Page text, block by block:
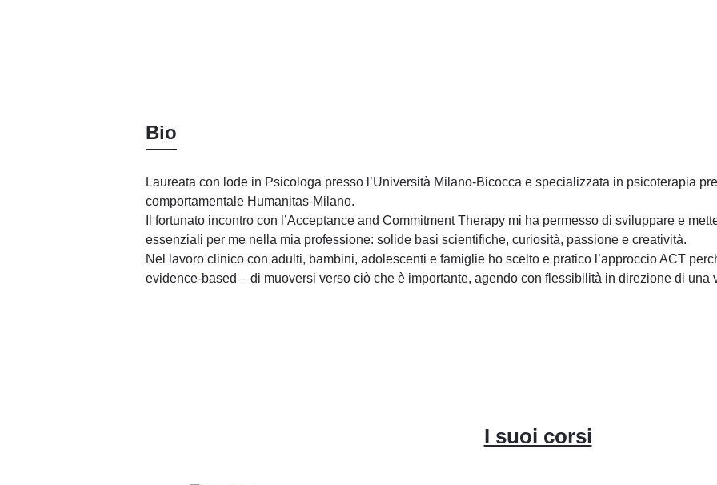
Bio
Laureata con lode in Psicologa presso l’Università Milano-Bicocca e specializzata in psicoterapia
comportamentale Humanitas-Milano.
Il fortunato incontro con l’Acceptance and Commitment Therapy mi ha permesso di sviluppare e
essenziali per me nella mia professione: solide basi scientifiche, curiosità, passione e creatività.
Nel lavoro clinico con adulti, bambini, adolescenti e famiglie ho scelto e pratico l’approccio ACT
evidence-based – di muoversi verso ciò che è importante, agendo con flessibilità in direzione di una
I suoi corsi